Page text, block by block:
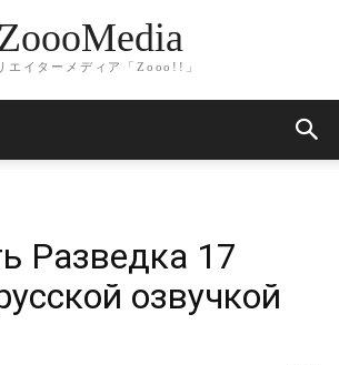
エイターメディア「Zooo!!」
Разведка 17
озвучкой